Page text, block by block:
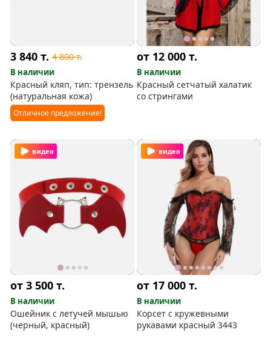
3 840т. 4 800т.
В наличии
Красный кляп, тип: трензель
(натуральная кожа)
Отличное предложение!
от 12 000т.
В наличии
Красный сетчатый халатик
со стрингами
видео
от 3 500т.
В наличии
Ошейник с летучей мышью
(черный, красный)
видео
от 17 000т.
В наличии
Корсет с кружевными
рукавами красный 3443